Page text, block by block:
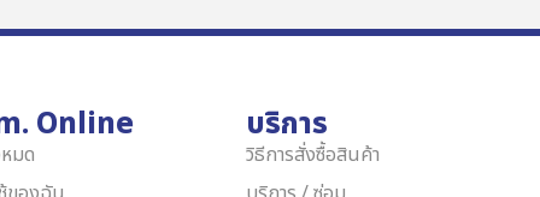
Online
มด
บริการ
วิธีการสั่งซื้อสินค้า